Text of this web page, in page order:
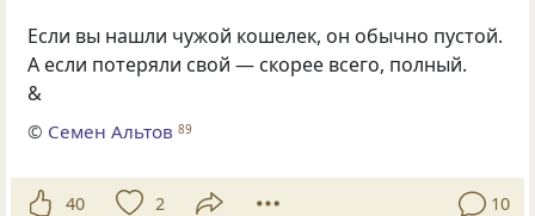
Если вы нашли чужой кошелек, он обычно пустой.
А если потеряли свой — скорее всего, полный.
&
© Семен Альтов 89
40 2 10